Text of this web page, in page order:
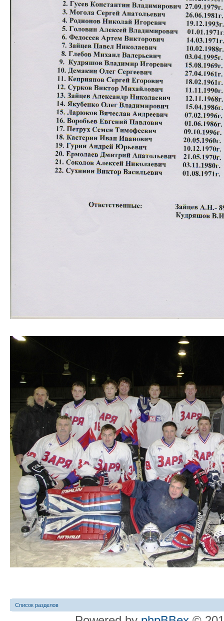
Список разделов